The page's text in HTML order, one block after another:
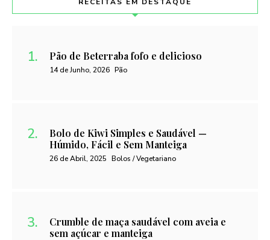
Pão de Beterraba fofo e delicioso
14 de Junho, 2026 Pão
Bolo de Kiwi Simples e Saudável —
Húmido, Fácil e Sem Manteiga
26 de Abril, 2025 Bolos / Vegetariano
Crumble de maça saudável com aveia e
sem açúcar e manteiga